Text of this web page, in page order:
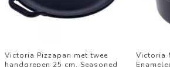
Victoria Pizzapan met twee
handgrepen 25 cm, Seasoned
Victoria